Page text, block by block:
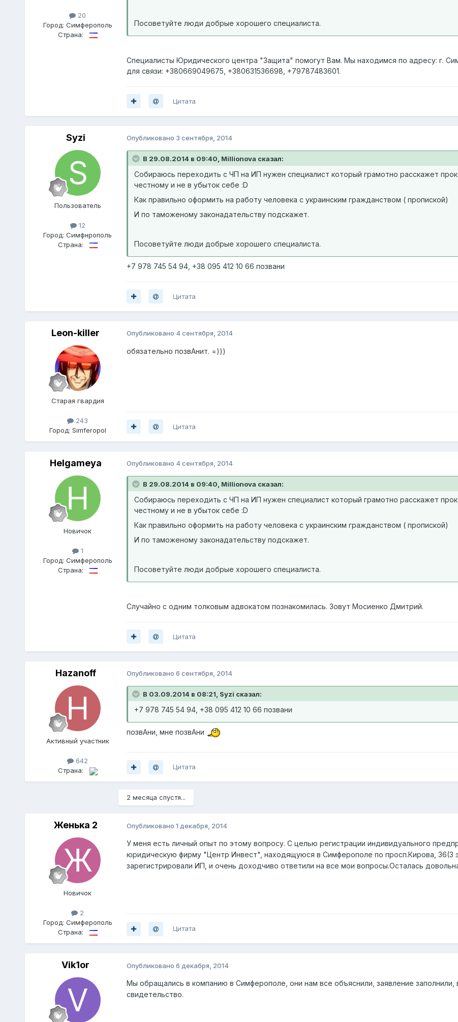
20
Город: Симферополь
Страна:
Посоветуйте люди добрые хорошего специалиста.
Специалисты Юридического центра "Защита" помогут Вам. Мы находимся по адресу: г.
для связи: +380669049675, +380631536698, +79787483601.
Цитата
Syzi
Пoльзователь
12
Город:Симфнрополь
Страна:
Опубликовано 3 сентября, 2014
В 29.08.2014 в 09:40, Millionova сказал:
Собираюсь переходить с ЧП на ИП нужен специалист который грамотно расскажет
честному и не в убыток себе :D
Как правильно оформить на работу человека с украинским гражданством ( пропиской)
И по таможеному законадательству подскажет.
Посоветуйте люди добрые хорошего специалиста.
+7 978 745 54 94, +38 095 412 10 66 позвани
Цитата
Leon-killer
Старая гвардия
243
Город: Simferopol
Опубликовано 4 сентября, 2014
обязательно позвАнит. =)))
Цитата
Helgameya
Новичок
1
Город: Симферополь
Страна:
Опубликовано 4 сентября, 2014
В 29.08.2014 в 09:40, Millionova сказал:
Собираюсь переходить с ЧП на ИП нужен специалист который грамотно расскажет
честному и не в убыток себе :D
Как правильно оформить на работу человека с украинским гражданством ( пропиской)
И по таможеному законадательству подскажет.
Посоветуйте люди добрые хорошего специалиста.
Случайно с одним толковым адвокатом познакомилась. Зовут Мосиенко Дмитрий.
Цитата
Hazanoff
Активный участник
642
Страна:
Опубликовано 6 сентября, 2014
В 03.09.2014 в 08:21, Syzi сказал:
+7 978 745 54 94, +38 095 412 10 66 позвани
позвАни, мне позвАни
Цитата
2 месяца спустя...
Женька 2
Новичок
2
Город: Симферополь
Страна:
Опубликовано 1 декабря, 2014
У меня есть личный опыт по этому вопросу. С целью регистрации индивидуального
юридическую фирму "Центр Инвест", находящуюся в Симферополе по просп.Кирова, 36(3
зарегистрировали ИП, и очень доходчиво ответили на все мои вопросы.Осталась
Цитата
Vik1or Опубликовано 6 декабря, 2014
Мы обращались в компанию в Симферополе, они нам все объяснили, заявление
свидетельство.